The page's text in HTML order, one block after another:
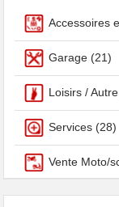
Accessoires
Garage (21)
Loisirs / Autre
Services (28)
Vente Moto/